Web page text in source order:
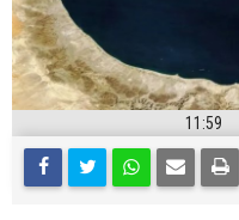
11:59